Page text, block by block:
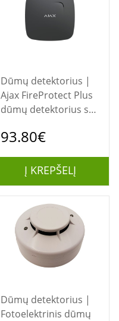
Dūmų detektorius |
Ajax FireProtect Plus
dūmų detektorius su
(juodas)
93.80€
Į KREPŠELĮ
Dūmų detektorius |
Fotoelektrinis dūmų